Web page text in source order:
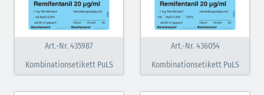
Art.-Nr. 435987
Kombinationsetikett PuLS
Art.-Nr. 436054
Kombinationsetikett PuLS